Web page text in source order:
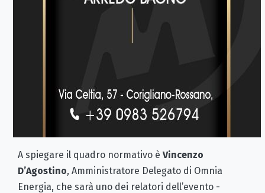
A spiegare il quadro normativo è Vincenzo
D’Agostino, Amministratore Delegato di Omnia
Energia, che sarà uno dei relatori dell’evento -